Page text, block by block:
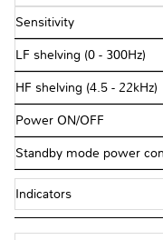
Sensitivity
LF shelving (0 - 300Hz)
HF shelving (4.5 - 22kHz)
Power ON/OFF
Standby mode
Indicators